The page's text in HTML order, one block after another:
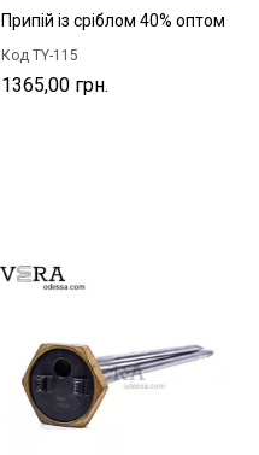
Припій із сріблом 40% оптом
Код TY-115
1365,00 грн.